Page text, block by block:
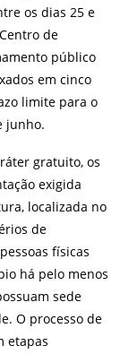
os dias 25 e
de
público
em cinco
limite para o
junho.
gratuito, os
exigida
localizada no
de
físicas
há pelo menos
sede
O processo de
etapas